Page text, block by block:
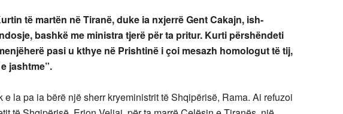
të martën në Tiranë, duke ia nxjerrë Gent Cakajn, ish-
bashkë me ministra tjerë për ta pritur. Kurti përshëndeti
pasi u kthye në Prishtinë i çoi mesazh homologut të tij,
jashtme”.
e la pa ia bërë një sherr kryeministrit të Shqipërisë, Rama. Ai refuzoi